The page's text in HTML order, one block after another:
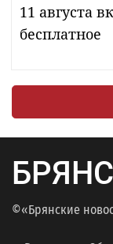
11 августа
бесплатное
©«Брянские